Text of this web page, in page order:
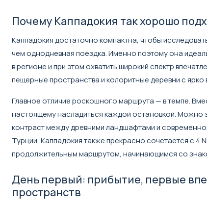
Почему Каппадокия так хорошо
Каппадокия достаточно компактна, чтобы
чем однодневная поездка. Именно поэтому она
в регионе и при этом охватить широкий спектр
пещерные пространства и колоритные деревни с
Главное отличие роскошного маршрута — в темпе.
настоящему насладиться каждой остановкой. Можно
контраст между древними ландшафтами и
Турции, Каппадокия также прекрасно сочетается с 4
продолжительным маршрутом, начинающимся со
День первый: прибытие, первые
пространств